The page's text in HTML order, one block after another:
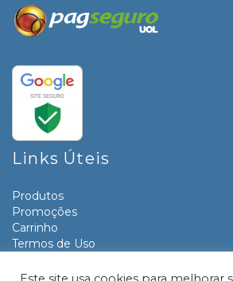
Links Úteis
Produtos
Promoções
Carrinho
Termos de Uso
Contato